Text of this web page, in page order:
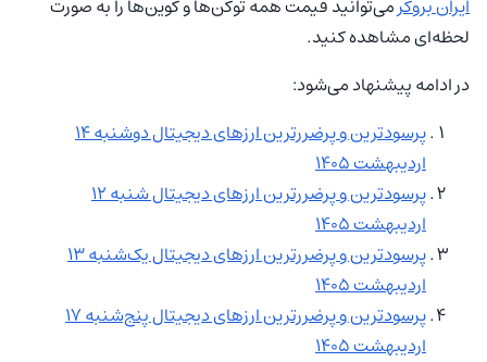
ایران بروکرمی‌توانید قیمت همه توکن‌ها و کوین‌ها را به صورت
لحظه‌ای مشاهده کنید.
در ادامه پیشنهاد می‌شود:
‌‏پرسودترین و پرضررترین ارزهای دیجیتال دوشنبه 14
اردیبهشت 1405
‌‏پرسودترین و پرضررترین ارزهای دیجیتال شنبه 12
اردیبهشت 1405
‌‏پرسودترین و پرضررترین ارزهای دیجیتال یک‌شنبه 13
اردیبهشت 1405
‌‏پرسودترین و پرضررترین ارزهای دیجیتال پنج‌شنبه 17
اردیبهشت 1405